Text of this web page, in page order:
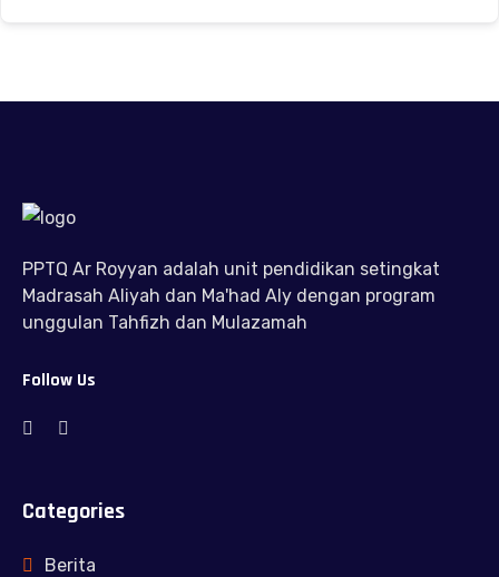
PPTQ Ar Royyan adalah unit pendidikan setingkat
Madrasah Aliyah dan Ma'had Aly dengan program
unggulan Tahfizh dan Mulazamah
Follow Us
Categories
Berita